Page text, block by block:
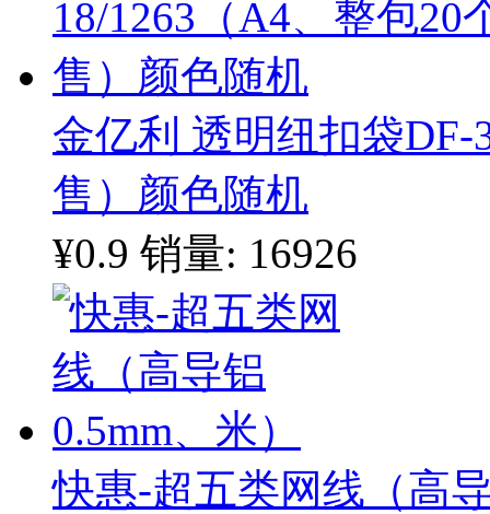
金亿利 透明纽扣袋DF-
售）颜色随机
¥0.9 销量: 16926
快惠-超五类网线（高